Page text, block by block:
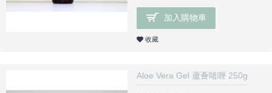
加入購物車
收藏
Aloe Vera Gel 蘆薈啫喱 250g